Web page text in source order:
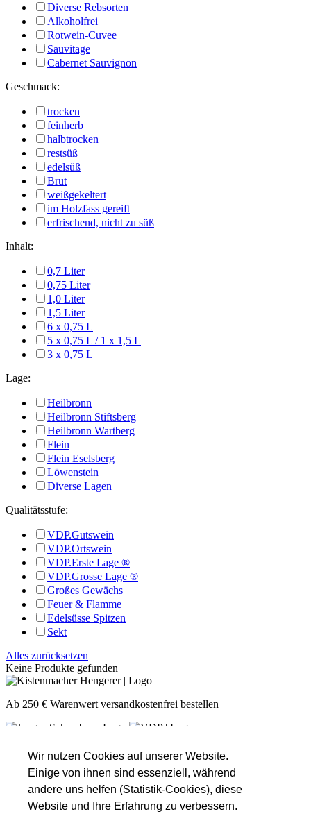
Wir nutzen Cookies auf unserer Website.
Einige von ihnen sind essenziell, während
andere uns helfen (Statistik-Cookies), diese
Website und Ihre Erfahrung zu verbessern.
Diverse Rebsorten
Alkoholfrei
Rotwein-Cuvee
Sauvitage
Cabernet Sauvignon
Geschmack:
trocken
feinherb
halbtrocken
restsüß
edelsüß
Brut
weißgekeltert
im Holzfass gereift
erfrischend, nicht zu süß
Inhalt:
0,7 Liter
0,75 Liter
1,0 Liter
1,5 Liter
6 x 0,75 L
5 x 0,75 L / 1 x 1,5 L
3 x 0,75 L
Lage:
Heilbronn
Heilbronn Stiftsberg
Heilbronn Wartberg
Flein
Flein Eselsberg
Löwenstein
Diverse Lagen
Qualitätsstufe:
VDP.Gutswein
VDP.Ortswein
VDP.Erste Lage ®
VDP.Grosse Lage ®
Großes Gewächs
Feuer & Flamme
Edelsüsse Spitzen
Sekt
Alles zurücksetzen
Keine Produkte gefunden
Ab 250 € Warenwert versandkostenfrei bestellen
Montag
Nach Absprache!
Dienstag
Nach Absprache!
Mittwoch
Nach Absprache!
Donnerstag
16:00 - 18:30